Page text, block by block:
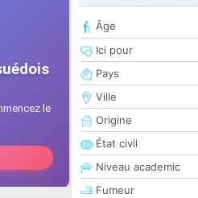
Âge
Ici pour
Pays
Ville
Origine
État civil
Niveau academic
Fumeur